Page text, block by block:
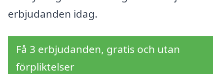
erbjudanden idag.
Få 3 erbjudanden, gratis och utan
förpliktelser